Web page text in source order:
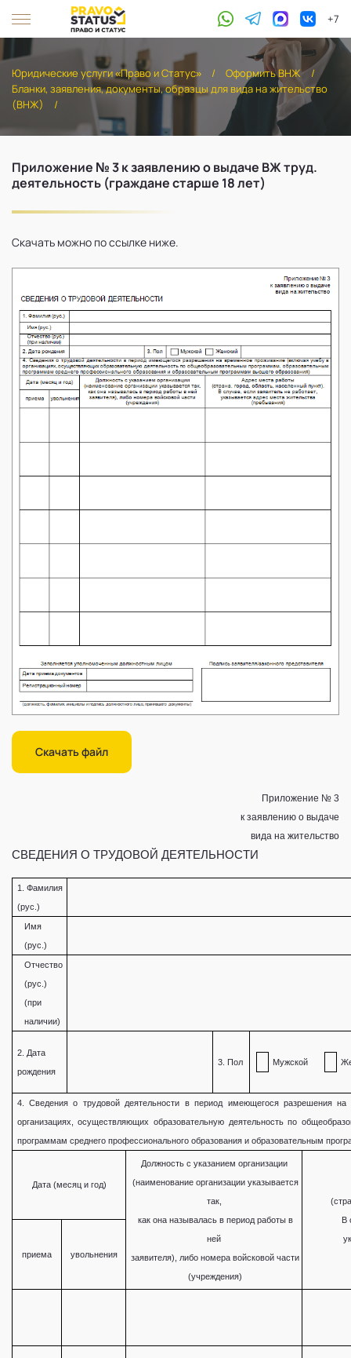
+7
Юридические услуги «Право и Статус» / Оформить ВНЖ
/
Бланки, заявления, документы, образцы для вида на жительство
(ВНЖ)
/
Приложение № 3 к заявлению о выдаче ВЖ труд.
деятельность (граждане старше 18 лет)
Скачать можно по ссылке ниже.
Скачать файл
Приложение № 3
к заявлению о выдаче
вида на жительство
СВЕДЕНИЯ О ТРУДОВОЙ ДЕЯТЕЛЬНОСТИ
1. Фамилия
(рус.)
Имя
(рус.)
Отчество
(рус.)
(при
наличии)
2. Дата
рождения
3. Пол Мужской
4. Сведения о трудовой деятельности в период имеющегося разрешения
организациях, осуществляющих образовательную деятельность по
программам среднего профессионального образования и образовательным
Дата (месяц и год)
Должность с указанием организации
(наименование организации указывается
так,
как она называлась в период работы в
ней
заявителя), либо номера войсковой части
(учреждения)
В
приема
увольнения